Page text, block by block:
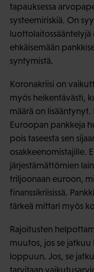
tapauksessa
systeemiriskiä. On
ehkäisemään
syntymistä.
Koronakriisi on
myös heikentävästi,
määrä on lisääntynyt.
Euroopan pankkeja
pois taseesta sen
osakkeenomistajille.
järjestämättömien
triljoonaan euroon,
finanssikriisissä.
tärkeä mittari myös
Rajoitusten
muutos, jos se
loppuun. Jos, se
tarvitaan